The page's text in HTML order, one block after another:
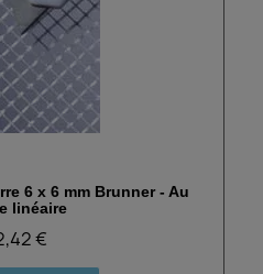
rapide
6 x 6 mm Brunner - Au
linéaire
€